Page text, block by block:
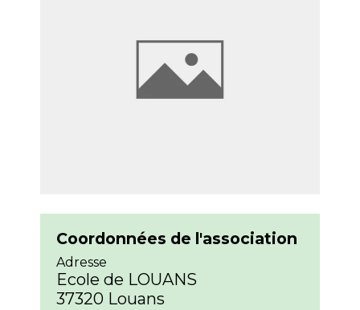
Coordonnées de l'association
Adresse
Ecole de LOUANS
37320 Louans